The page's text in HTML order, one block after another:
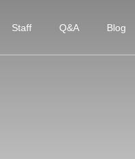
Staff Q&A Blog